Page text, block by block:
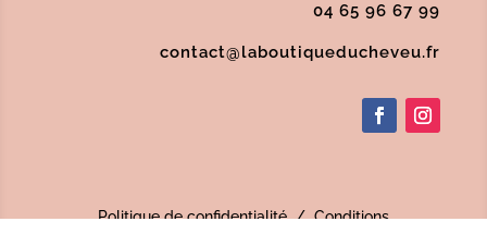
04 65 96 67 99
contact@laboutiqueducheveu.fr
Politique de confidentialité/Conditions